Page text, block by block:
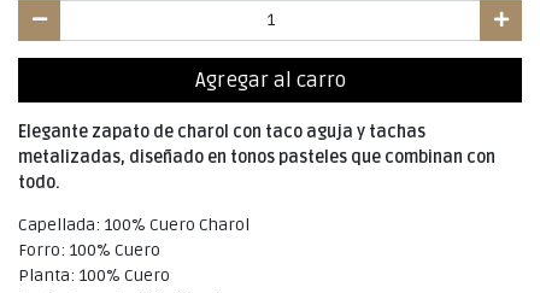
Agregar al carro
Elegante zapato de charol con taco aguja y tachas
metalizadas, diseñado en tonos pasteles que combinan con
todo.
Capellada: 100% Cuero Charol
Forro: 100% Cuero
Planta: 100% Cuero